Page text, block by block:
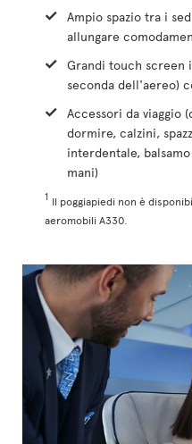
Ampio spazio tra i
allungare
Grandi touch screen
seconda dell'aereo)
Accessori da viaggio
dormire, calzini,
interdentale,
mani)
1 Il poggiapiedi non è
aeromobili A330.